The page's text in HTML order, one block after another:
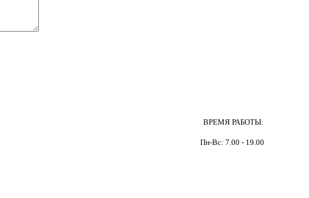
ВРЕМЯ РАБОТЫ:
Пн-Вс: 7.00 - 19.00